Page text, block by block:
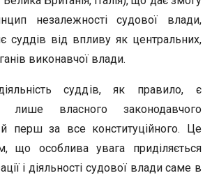
незалежності судової влади,
суддів від впливу як центральних,
виконавчої влади.
суддів, як правило, є
власного законодавчого
перш за все конституційного. Це
що особлива увага приділяється
і діяльності судової влади саме в